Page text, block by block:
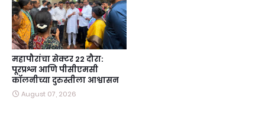
महापौरांचा सेक्टर 22 दौरा:
पूरप्रश्न आणि पीसीएमसी
कॉलनीच्या दुरुस्तीला आश्वासन
August 07, 2026